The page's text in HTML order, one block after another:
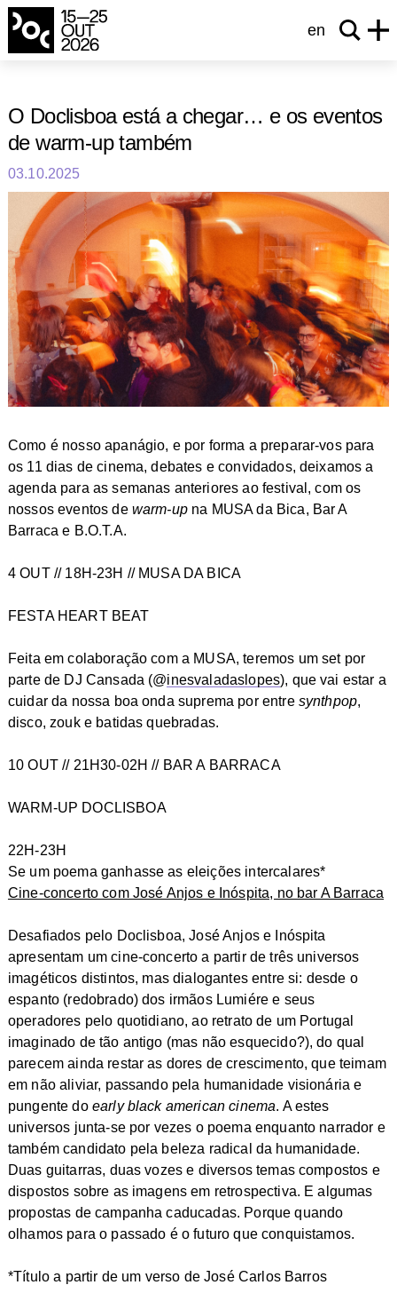
en
O Doclisboa está a chegar… e os eventos
de warm-up também
03.10.2025
Como é nosso apanágio, e por forma a preparar-vos para
os 11 dias de cinema, debates e convidados, deixamos a
agenda para as semanas anteriores ao festival, com os
nossos eventos de warm-up na MUSA da Bica, Bar A
Barraca e B.O.T.A.
4 OUT // 18H-23H // MUSA DA BICA
FESTA HEART BEAT
Feita em colaboração com a MUSA, teremos um set por
parte de DJ Cansada (@inesvaladaslopes), que vai estar a
cuidar da nossa boa onda suprema por entre synthpop,
disco, zouk e batidas quebradas.
10 OUT // 21H30-02H // BAR A BARRACA
WARM-UP DOCLISBOA
22H-23H
Se um poema ganhasse as eleições intercalares*
Cine-concerto com José Anjos e Inóspita, no bar A Barraca
Desafiados pelo Doclisboa, José Anjos e Inóspita
apresentam um cine-concerto a partir de três universos
imagéticos distintos, mas dialogantes entre si: desde o
espanto (redobrado) dos irmãos Lumiére e seus
operadores pelo quotidiano, ao retrato de um Portugal
imaginado de tão antigo (mas não esquecido?), do qual
parecem ainda restar as dores de crescimento, que teimam
em não aliviar, passando pela humanidade visionária e
pungente do early black american cinema. A estes
universos junta-se por vezes o poema enquanto narrador e
também candidato pela beleza radical da humanidade.
Duas guitarras, duas vozes e diversos temas compostos e
dispostos sobre as imagens em retrospectiva. E algumas
propostas de campanha caducadas. Porque quando
olhamos para o passado é o futuro que conquistamos.
*Título a partir de um verso de José Carlos Barros